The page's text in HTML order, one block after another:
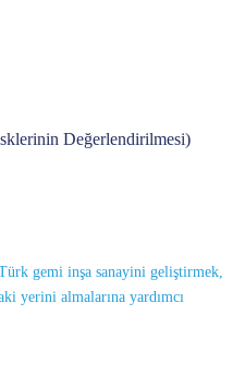
Değerlendirilmesi)
gemi inşa sanayini geliştirmek,
yerini almalarına yardımcı